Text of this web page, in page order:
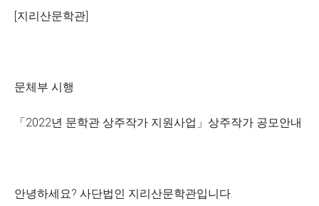
[지리산문학관]
문체부 시행
「2022년 문학관 상주작가 지원사업」상주작가 공모안내
안녕하세요? 사단법인 지리산문학관입니다.